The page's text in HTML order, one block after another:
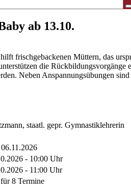
ab 13.10.
frischgebackenen Müttern, das
die
Neben Anspannungsübungen
staatl. gepr. Gymnastiklehrerin
- 10:00 Uhr
- 11:00 Uhr
8 Termine